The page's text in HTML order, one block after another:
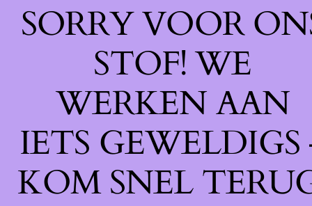
SORRY VOOR
STOF! WE
WERKEN AAN
IETS GEWELDIGS
KOM SNEL